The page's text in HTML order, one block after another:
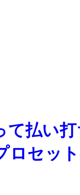
て払い
セット